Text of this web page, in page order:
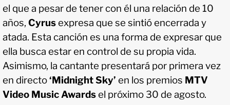
el que a pesar de tener con él una relación de 10
años, Cyrusexpresa que se sintió encerrada y
atada. Esta canción es una forma de expresar que
ella busca estar en control de su propia vida.
Asimismo, la cantante presentará por primera vez
en directo‘Midnight Sky’ en los premios MTV
Video Music Awardsel próximo 30 de agosto.